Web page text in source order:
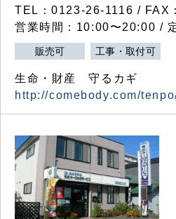
TEL：0123-26-1116 / FAX
営業時間：10:00〜20:00 /
販売可 工事・取付可
生命・財産 守るカギ
http://comebody.com/